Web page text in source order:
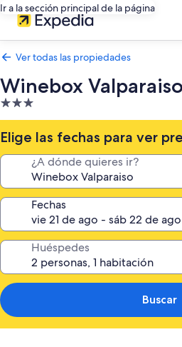
Ir a la sección principal de la página
Ver todas las propiedades
Winebox Valparaiso
Propiedad
de
3.0
estrellas
Elige las fechas para ver
¿A dónde quieres ir?
Fechas
Huéspedes
Buscar